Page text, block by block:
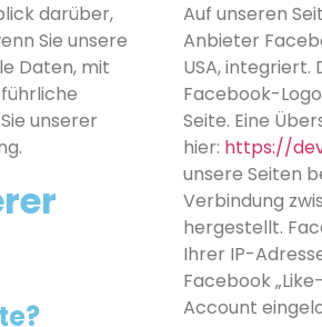
darüber,
Sie unsere
Daten, mit
unserer
Auf unseren
Anbieter
USA, integriert.
Facebook-
Seite. Eine
hier: https://
unsere Seiten
Verbindung
hergestellt.
Ihrer IP-
Facebook
Account